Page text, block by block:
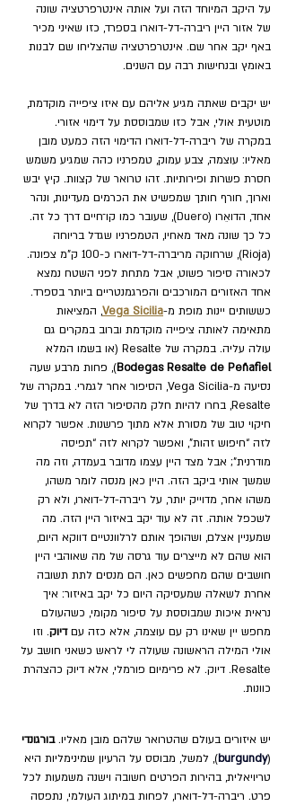
על היקב המיוחד הזה ועל אותה אינטרפרטציה שונה
של אזור היין ריברה-דל-דוארו בספרד, כזו שאיני מכיר
באף יקב אחר שם. אינטרפרטציה שהצליחו שם לבנות
באומץ ובנחישות רבה עם השנים.
יש יקבים שאתה מגיע אליהם עם איזו ציפייה מוקדמת,
מוטעית אולי, אבל כזו שמבוססת על דימוי אזורי.
במקרה של ריברה-דל-דוארו הדימוי הזה כמעט מובן
מאליו: עוצמה, צבע עמוק, טמפרניו כהה שמגיע משמש
חסרת פשרות ופירותיות. זהו טרואר של קצוות. קיץ יבש
וארוך, חורף חותך שמפשיט את הכרמים מעדינות, ונהר
אחד, הדואֵרו (Duero), שעובר כמו קו־חיים דרך כל זה.
כל כך שונה מאד מאחיו, הטמפרניו שגדל בריוחה
(Rioja), שרחוקה מריברה-דל-דוארו כ-100 ק"מ צפונה.
לכאורה סיפור פשוט, אבל מתחת לפני השטח נמצא
אחד האזורים המורכבים והפרגמנטריים ביותר בספרד.
כששותים יינות מופת מ-Vega Sicilia, המציאות
מתאימה לאותה ציפייה מוקדמת וברוב במקרים גם
עולה עליה. במקרה של Resalte (או בשמו המלא
Bodegas Resalte de Peñafiel), פחות מרבע שעה
נסיעה מ-Vega Sicilia, הסיפור אחר לגמרי. במקרה של
Resalte, בחרו להיות חלק מהסיפור הזה לא בדרך של
חיקוי טוב של מסורת אלא מתוך פרשנות. אפשר לקרוא
לזה “חיפוש זהות”, ואפשר לקרוא לזה “תפיסה
מודרנית”; אבל מצד היין עצמו מדובר בעמדה, וזה מה
שמשך אותי ביקב הזה. היין כאן מנסה לומר משהו,
משהו אחר, מדוייק יותר, על ריברה-דל-דוארו, ולא רק
לשכפל אותה. זה לא עוד יקב באיזור היין הזה. מה
שמעניין אצלם, ושהופך אותם לרלוונטיים דווקא היום,
הוא שהם לא מייצרים עוד גרסה של מה שאוהבי היין
חושבים שהם מחפשים כאן. הם מנסים לתת תשובה
אחרת לשאלה שמעסיקה היום כל יקב באיזור: איך
נראית איכות שמבוססת על סיפור מקומי, כשהעולם
מחפש יין שאינו רק עם עוצמה, אלא כזה עם דיוק. וזו
אולי המילה הראשונה שעולה לי לראש כשאני חושב על
Resalte. דיוק. לא פרימיום פורמלי, אלא דיוק כהצהרת
כוונות.
יש איזורים בעולם שהטרואר שלהם מובן מאליו. בורגונדי
(
burgundy), למשל, מבוסס על הרעיון שמינימליות היא
טריויאלית, בהירות הפרטים חשובה וישנה משמעות לכל
פרט. ריברה-דל-דוארו, לפחות במיתוג העולמי, נתפסה